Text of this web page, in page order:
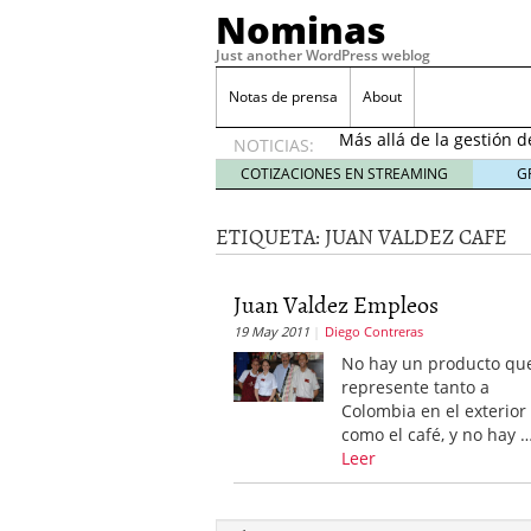
Nominas
Just another WordPress weblog
Notas de prensa About
NOTICIAS:
Desempleo Colombia
Más allá de la gestión
Una digitalización
en el sector financiero
Consejos para el
Más allá de la gestión
COTIZACIONES EN STREAMING
ETIQUETA: JUAN VALDEZ CAFE
Juan Valdez Empleos
19 May 2011 Diego Contreras
No hay un producto
represente tanto a
Colombia en el exterior
como el café, y no hay …
Leer